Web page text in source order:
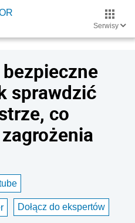
Serwisy
sprawdzić
co
Dołącz do ekspertów